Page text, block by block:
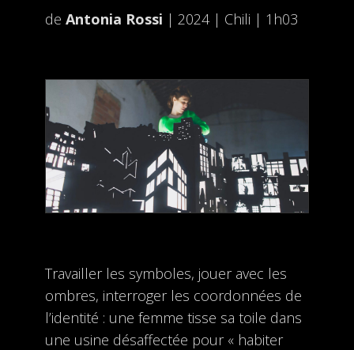
de Antonia Rossi | 2024 | Chili | 1h03
Travailler les symboles, jouer avec les
ombres, interroger les coordonnées de
l’identité : une femme tisse sa toile dans
une usine désaffectée pour « habiter